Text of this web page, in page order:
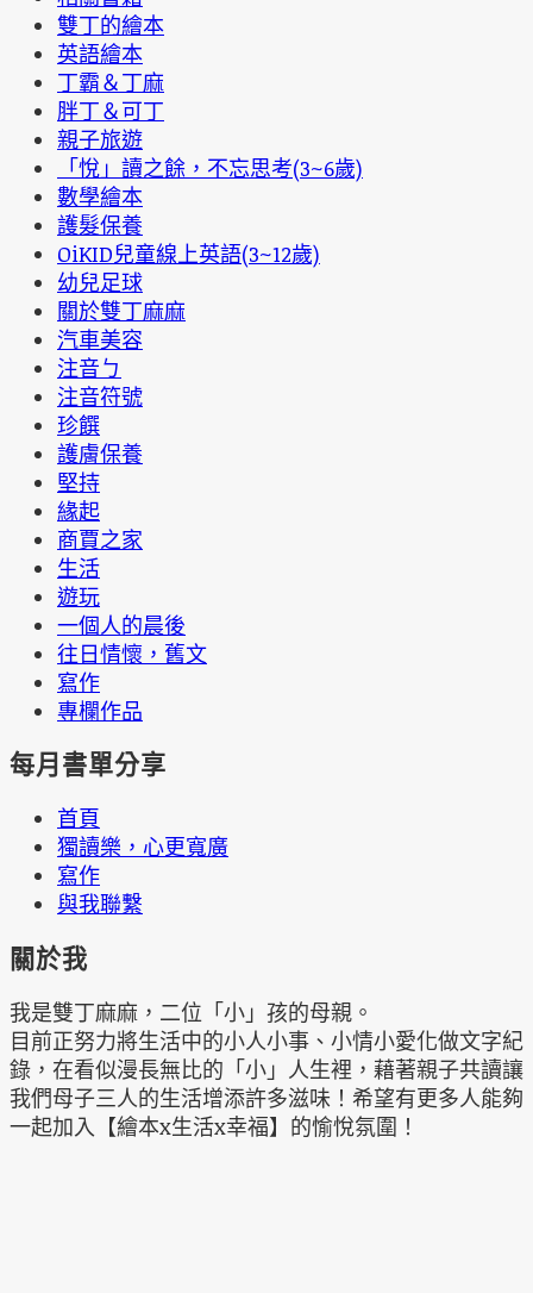
雙丁的繪本
英語繪本
丁霸＆丁麻
胖丁＆可丁
親子旅遊
「悅」讀之餘，不忘思考(3~6歲)
數學繪本
護髮保養
OiKID兒童線上英語(3~12歲)
幼兒足球
關於雙丁麻麻
汽車美容
注音ㄅ
注音符號
珍饌
護膚保養
堅持
緣起
商賈之家
生活
遊玩
一個人的晨後
往日情懷，舊文
寫作
專欄作品
每月書單分享
首頁
獨讀樂，心更寬廣
寫作
與我聯繫
關於我
我是雙丁麻麻，二位「小」孩的母親。
目前正努力將生活中的小人小事、小情小愛化做文字紀
錄，在看似漫長無比的「小」人生裡，藉著親子共讀讓
我們母子三人的生活增添許多滋味！希望有更多人能夠
一起加入【繪本x生活x幸福】的愉悅氛圍！